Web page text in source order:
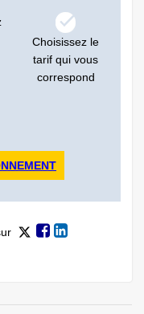
Choisissez le
tarif qui vous
correspond